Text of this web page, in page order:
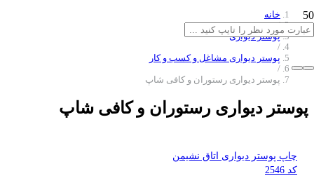
خانه
/
پوستر دیواری
/
پوستر دیواری مشاغل و کسب و کار
/
پوستر دیواری رستوران و کافی شاپ
پوستر دیواری رستوران و کافی شاپ
چاپ پوستر دیواری اتاق نشیمن
کد 2546